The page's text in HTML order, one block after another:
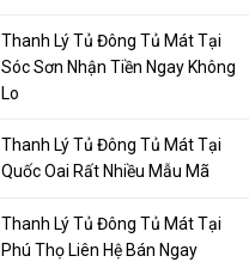
Thanh Lý Tủ Đông Tủ Mát Tại
Sóc Sơn Nhận Tiền Ngay Không
Lo
Thanh Lý Tủ Đông Tủ Mát Tại
Quốc Oai Rất Nhiều Mẫu Mã
Thanh Lý Tủ Đông Tủ Mát Tại
Phú Thọ Liên Hệ Bán Ngay